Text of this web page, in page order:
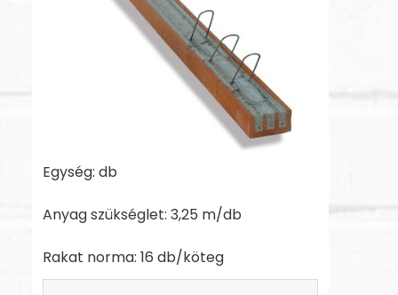
Egység: db
Anyag szükséglet: 3,25 m/db
Rakat norma: 16 db/köteg